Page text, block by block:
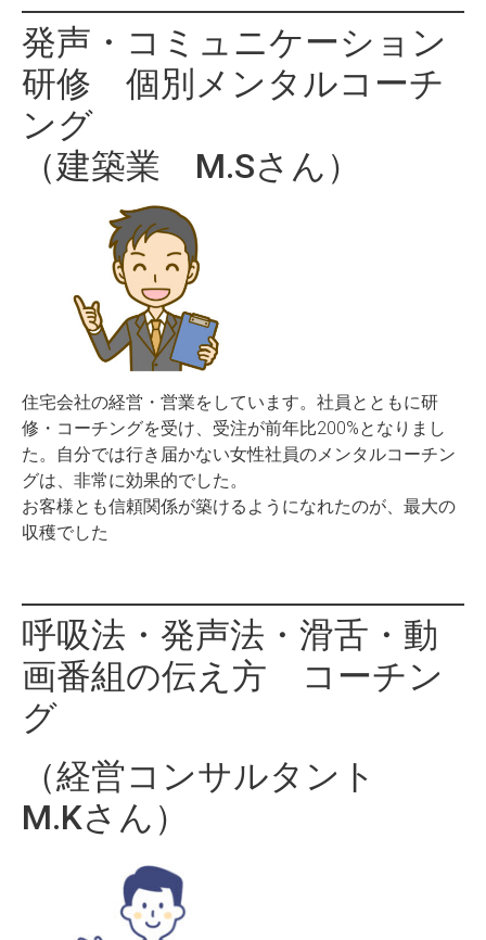
発声・コミュニケーション
研修 個別メンタルコーチ
ング
（建築業 M.Sさん）
住宅会社の経営・営業をしています。社員とともに研
修・コーチングを受け、受注が前年比200%となりまし
た。自分では行き届かない女性社員のメンタルコーチン
グは、非常に効果的でした。
お客様とも信頼関係が築けるようになれたのが、最大の
収穫でした
呼吸法・発声法・滑舌・動
画番組の伝え方 コーチン
グ
（経営コンサルタント
M.Kさん）